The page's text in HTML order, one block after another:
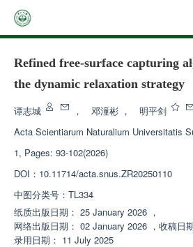
Refined free-surface capturing
the dynamic relaxation strategy
谭志城 ， 邓潼彬 ，
明平剑
Acta Scientiarum Naturalium Universitatis
1, Pages: 93-102(2026)
DOI： 10.11714/acta.snus.ZR20250110
中图分类号： TL334
纸质出版日期： 25 January 2026 ，
网络出版日期： 02 January 2026 ， 收稿日
录用日期： 11 July 2025